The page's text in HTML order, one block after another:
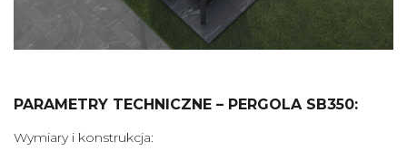
PARAMETRY TECHNICZNE – PERGOLA SB350:
Wymiary i konstrukcja: